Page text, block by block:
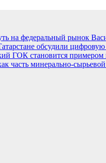
на федеральный рынок
обсудили
ГОК становится
часть минерально-